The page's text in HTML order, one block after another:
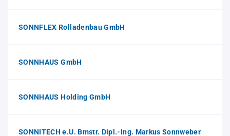
SONNFLEX Rolladenbau GmbH
SONNHAUS GmbH
SONNHAUS Holding GmbH
SONNITECH e.U. Bmstr. Dipl.-Ing. Markus Sonnweber